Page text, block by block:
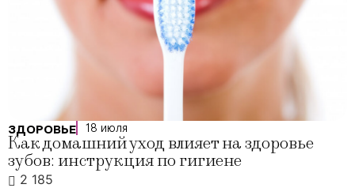
ЗДОРОВЬЕ 18 июля
Как домашний уход влияет на здоровье
зубов: инструкция по гигиене
2 185